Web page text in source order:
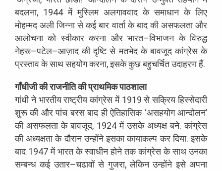
बदलना, 1944में मुस्लिम अलगाववाद के समाधान के लिए
मोहम्मद अली जिन्ना से कई बार वार्ता के बाद की असफलता और
आलोचना को स्वीकार करना और भारत–विभाजन के विरुद्ध
नेहरू–पटेल–आज़ाद की दृष्टि से मतभेद के बावजूद कांग्रेस के
प्रस्तावकेसाथसहयोगकरना,इसकेकुछबहुचर्चितउदाहरणहैं.
गाँधीजीकीराजनीतिकीप्राथमिकपाठशाला
गांधी ने भारतीय राष्ट्रीय कांग्रेस में1919से सक्रिय हिस्सेदारी
शुरू की और पांच बरस बाद ही ऐतिहासिक ‘असहयोग आन्दोलन’
की असफलता के बावजूद, 1924में उसके अध्यक्ष बने.कांग्रेस
की अध्यक्षता के दौरान उन्होंने इसका कायाकल्प कर दिया.इसके
बाद1947में भारत के स्वाधीन होने तक कांग्रेस के साथ उनका
सम्बन्ध कई उतार–चढावों से गुजरा,लेकिन उन्होंने इसे अपना